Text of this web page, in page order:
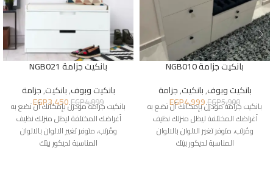
بانكيت جزامة NGB010
بانكيت وبوف,بانكيت,جزامة
EGP5,900
EGP4,999
بانكيت جزامة مودرن بإمكانك أن تضع به
أغراضك المختلفة ليظل منزلك نظيف
ومُرتب، متوفر تغير الالوان بالالوان
المناسبة لديكور بيتك
بانكيت جزامة NGB021
بانكيت وبوف,بانكيت,جزامة
EGP4,899
EGP3,450
بانكيت جزامة مودرن بإمكانك أن تضع به
أغراضك المختلفة ليظل منزلك نظيف
ومُرتب، متوفر تغير الالوان بالالوان
المناسبة لديكور بيتك